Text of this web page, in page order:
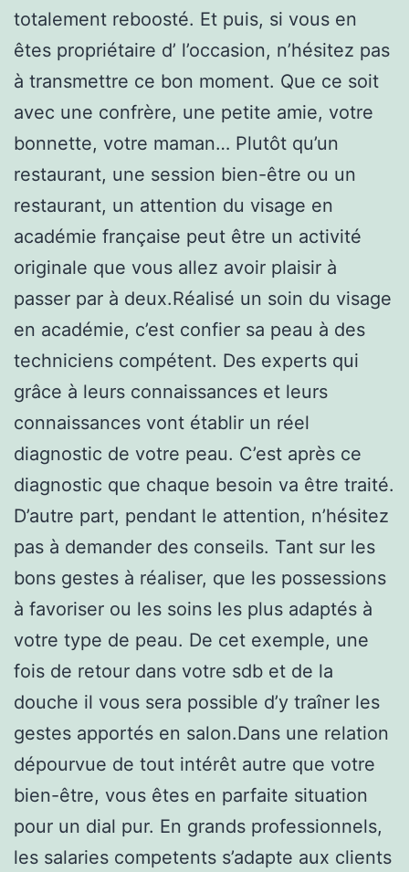
totalement reboosté. Et puis, si vous en
êtes propriétaire d’ l’occasion, n’hésitez pas
à transmettre ce bon moment. Que ce soit
avec une confrère, une petite amie, votre
bonnette, votre maman… Plutôt qu’un
restaurant, une session bien-être ou un
restaurant, un attention du visage en
académie française peut être un activité
originale que vous allez avoir plaisir à
passer par à deux.Réalisé un soin du visage
en académie, c’est confier sa peau à des
techniciens compétent. Des experts qui
grâce à leurs connaissances et leurs
connaissances vont établir un réel
diagnostic de votre peau. C’est après ce
diagnostic que chaque besoin va être traité.
D’autre part, pendant le attention, n’hésitez
pas à demander des conseils. Tant sur les
bons gestes à réaliser, que les possessions
à favoriser ou les soins les plus adaptés à
votre type de peau. De cet exemple, une
fois de retour dans votre sdb et de la
douche il vous sera possible d’y traîner les
gestes apportés en salon.Dans une relation
dépourvue de tout intérêt autre que votre
bien-être, vous êtes en parfaite situation
pour un dial pur. En grands professionnels,
les salaries competents s’adapte aux clients